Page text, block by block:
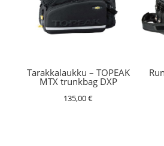
Tarakkalaukku – TOPEAK
MTX trunkbag DXP
135,00€